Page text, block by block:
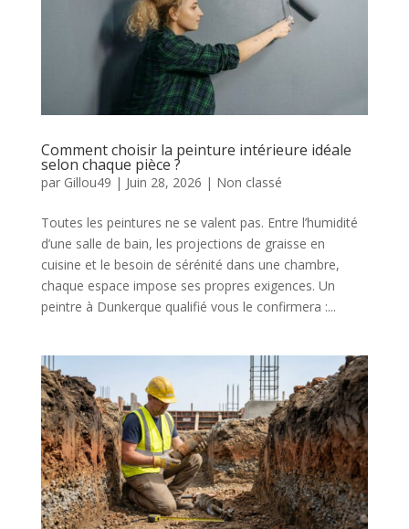
Comment choisir la peinture intérieure idéale
selon chaque pièce ?
par Gillou49 | Juin 28, 2026 | Non classé
Toutes les peintures ne se valent pas. Entre l’humidité
d’une salle de bain, les projections de graisse en
cuisine et le besoin de sérénité dans une chambre,
chaque espace impose ses propres exigences. Un
peintre à Dunkerque qualifié vous le confirmera :...